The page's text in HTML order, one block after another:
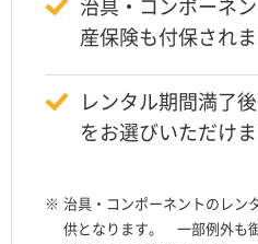
治具・コンポーネ
産保険も付保され
レンタル期間満了
をお選びいただけ
※ 治具・コンポーネントのレン
供となります。 一部例外も